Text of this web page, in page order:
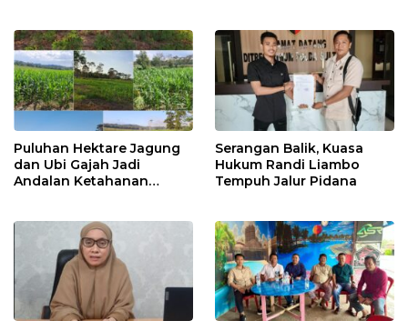
Puluhan Hektare Jagung
dan Ubi Gajah Jadi
Andalan Ketahanan
Serangan Balik, Kuasa
Hukum Randi Liambo
Tempuh Jalur Pidana